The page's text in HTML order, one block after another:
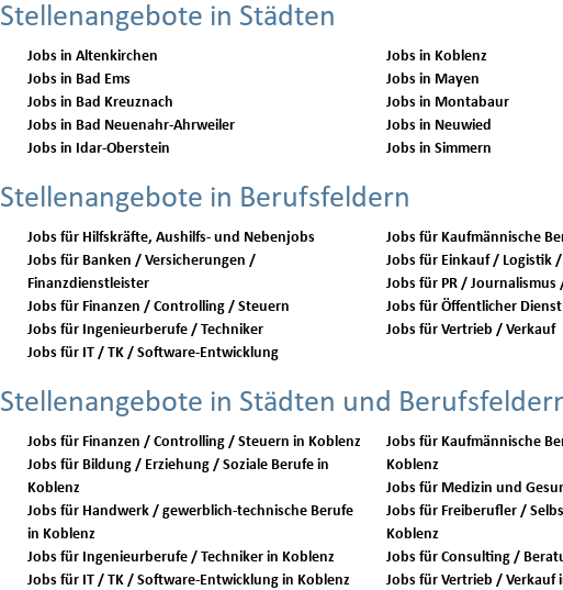
Stellenangebote in Städten
Jobs in Altenkirchen
Jobs in Bad Ems
Jobs in Bad Kreuznach
Jobs in Bad Neuenahr-Ahrweiler
Jobs in Idar-Oberstein
Jobs in Koblenz
Jobs in Mayen
Jobs in Montabaur
Jobs in Neuwied
Jobs in Simmern
Stellenangebote in Berufsfeldern
Jobs für Hilfskräfte, Aushilfs- und Nebenjobs
Jobs für Banken / Versicherungen /
Finanzdienstleister
Jobs für Finanzen / Controlling / Steuern
Jobs für Ingenieurberufe / Techniker
Jobs für IT / TK / Software-Entwicklung
Jobs für Kaufmännische
Jobs für Einkauf / Logistik
Jobs für PR /
Jobs für Öffentlicher Dienst
Jobs für Vertrieb / Verkauf
Stellenangebote in Städten und
Jobs für Finanzen / Controlling / Steuern in Koblenz
Jobs für Bildung / Erziehung / Soziale Berufe in
Koblenz
Jobs für Handwerk / gewerblich-technische Berufe
in Koblenz
Jobs für Ingenieurberufe / Techniker in Koblenz
Jobs für IT / TK / Software-Entwicklung in Koblenz
Jobs für Kaufmännische
Koblenz
Jobs für Freiberufler /
Koblenz